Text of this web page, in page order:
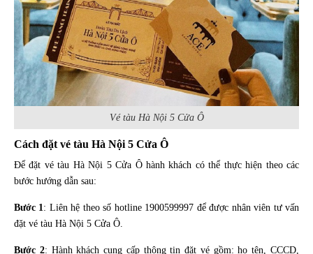
Vé tàu Hà Nội 5 Cửa Ô
Cách đặt vé tàu Hà Nội 5 Cửa Ô
Để đặt vé tàu Hà Nội 5 Cửa Ô hành khách có thể thực hiện theo các
bước hướng dẫn sau:
Bước 1: Liên hệ theo số hotline 1900599997 để được nhân viên tư vấn
đặt vé tàu Hà Nội 5 Cửa Ô.
Bước 2: Hành khách cung cấp thông tin đặt vé gồm: họ tên, CCCD,